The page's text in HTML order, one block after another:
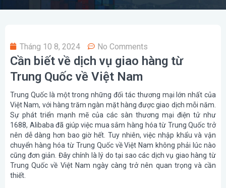
Tháng 10 8, 2024 No Comments
Cần biết về dịch vụ giao hàng từ
Trung Quốc về Việt Nam
Trung Quốc là một trong những đối tác thương mại lớn nhất của
Việt Nam, với hàng trăm ngàn mặt hàng được giao dịch mỗi năm.
Sự phát triển mạnh mẽ của các sàn thương mại điện tử như
1688, Alibaba đã giúp việc mua sắm hàng hóa từ Trung Quốc trở
nên dễ dàng hơn bao giờ hết. Tuy nhiên, việc nhập khẩu và vận
chuyển hàng hóa từ Trung Quốc về Việt Nam không phải lúc nào
cũng đơn giản. Đây chính là lý do tại sao các dịch vụ giao hàng từ
Trung Quốc về Việt Nam ngày càng trở nên quan trọng và cần
thiết.